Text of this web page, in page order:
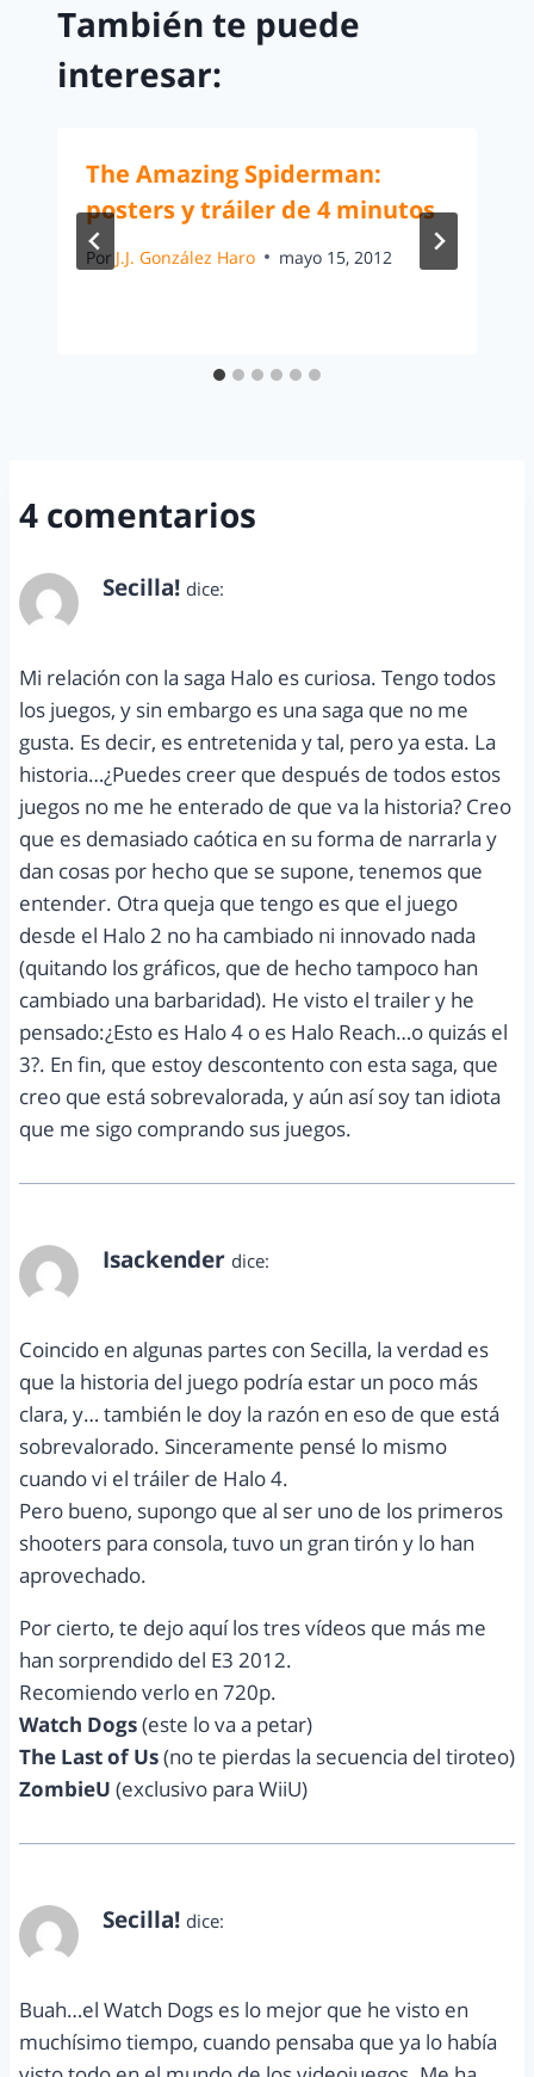
También te puede
interesar:
The Amazing Spiderman:
posters y tráiler de 4 minutos
Por J.J. González Haro mayo 15, 2012
4 comentarios
Secilla! dice:
Mi relación con la saga Halo es curiosa. Tengo todos
los juegos, y sin embargo es una saga que no me
gusta. Es decir, es entretenida y tal, pero ya esta. La
historia…¿Puedes creer que después de todos estos
juegos no me he enterado de que va la historia? Creo
que es demasiado caótica en su forma de narrarla y
dan cosas por hecho que se supone, tenemos que
entender. Otra queja que tengo es que el juego
desde el Halo 2 no ha cambiado ni innovado nada
(quitando los gráficos, que de hecho tampoco han
cambiado una barbaridad). He visto el trailer y he
pensado:¿Esto es Halo 4 o es Halo Reach…o quizás el
3?. En fin, que estoy descontento con esta saga, que
creo que está sobrevalorada, y aún así soy tan idiota
que me sigo comprando sus juegos.
Isackender dice:
Coincido en algunas partes con Secilla, la verdad es
que la historia del juego podría estar un poco más
clara, y… también le doy la razón en eso de que está
sobrevalorado. Sinceramente pensé lo mismo
cuando vi el tráiler de Halo 4.
Pero bueno, supongo que al ser uno de los primeros
shooters para consola, tuvo un gran tirón y lo han
aprovechado.
Por cierto, te dejo aquí los tres vídeos que más me
han sorprendido del E3 2012.
Recomiendo verlo en 720p.
Watch Dogs(este lo va a petar)
The Last of Us(no te pierdas la secuencia del tiroteo)
ZombieU (exclusivo para WiiU)
Secilla! dice:
Buah…el Watch Dogs es lo mejor que he visto en
muchísimo tiempo, cuando pensaba que ya lo había